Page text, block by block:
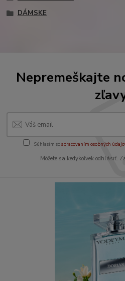
DÁMSKE
Nepremeškajte
Súhlasím sospracovaním osobných
Môžete sa kedykoľvek odhlásiť.